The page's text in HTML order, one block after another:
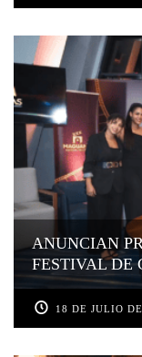
ANUNCIAN
FESTIVAL DE
18 DE JULIO